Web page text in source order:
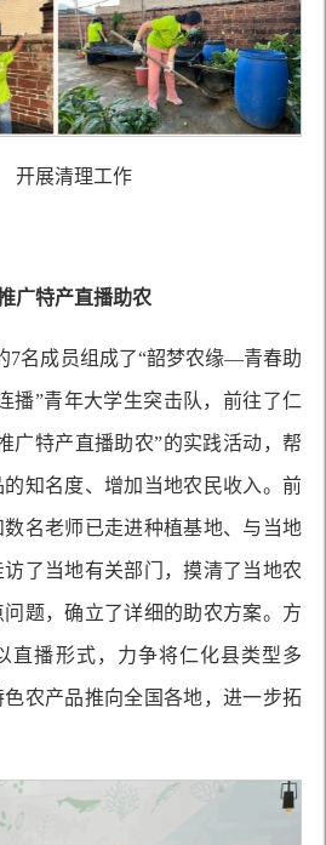
开展清理工作
广特产直播助农
7名成员组成了“韶梦农缘—青春助
播”青年大学生突击队，前往了仁
广特产直播助农”的实践活动，帮
知名度、增加当地农民收入。前
名老师已走进种植基地、与当地
了当地有关部门，摸清了当地农
题，确立了详细的助农方案。方
直播形式，力争将仁化县类型多
农产品推向全国各地，进一步拓